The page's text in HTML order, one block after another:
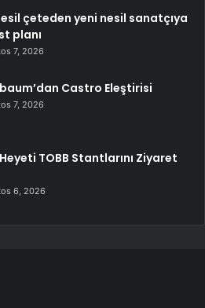
çeteden yeni nesil sanatçıya
planı
7, 2026
Castro Eleştirisi
7, 2026
Heyeti TOBB Stantlarını Ziyaret
6, 2026